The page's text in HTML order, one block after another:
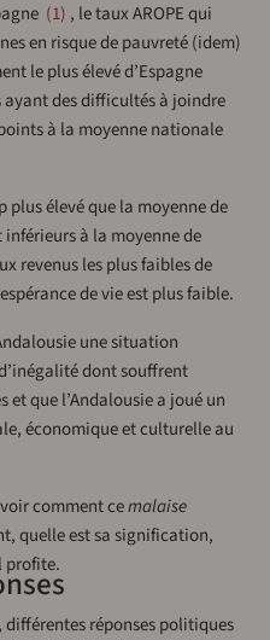
1 , le taux AROPE qui
en risque de pauvreté (idem)
le plus élevé d’Espagne
ayant des difficultés à joindre
à la moyenne nationale
plus élevé que la moyenne de
à la moyenne de
revenus les plus faibles de
de vie est plus faible.
une situation
dont souffrent
que l’Andalousie a joué un
économique et culturelle au
comment cemalaise
quelle est sa signification,
profite.
différentes réponses politiques